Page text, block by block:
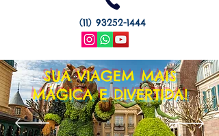
(11) 93252-1444
SUA VIAGEM MAIS
MÁGICA E DIVERTIDA!